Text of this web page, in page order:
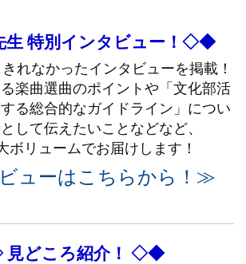
特別インタビュー！◇◆
れなかったインタビューを掲載！
楽曲選曲のポイントや「文化部活
る総合的なガイドライン」につい
して伝えたいことなどなど、
ボリュームでお届けします！
ューはこちらから！≫
どころ紹介！ ◇◆